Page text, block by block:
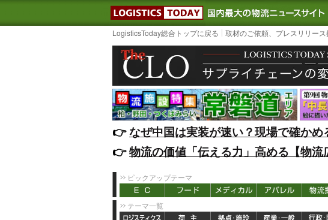
LOGISTICS TODAY｜国内
LogisticsToday総合トップに戻る 取材のご依頼、プレスリリー
👉️なぜ中国は実装が速い？現場で確か
👉️物流の価値「伝える力」高める【物
ピックアップテーマ
テーマ一覧